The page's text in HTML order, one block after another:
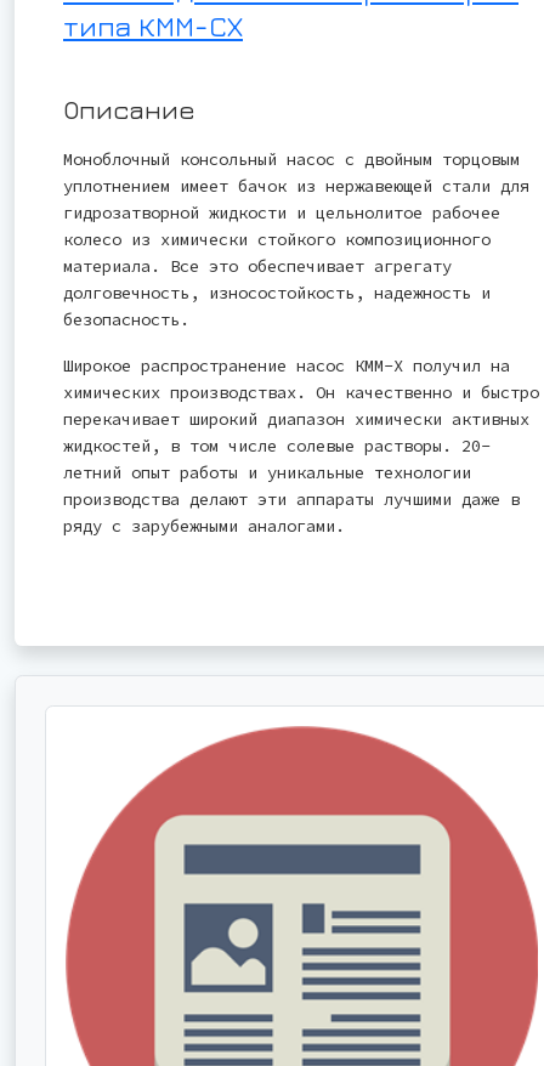
типа КММ-СХ
Описание
Моноблочный консольный насос с двойным торцовым
уплотнением имеет бачок из нержавеющей стали для
гидрозатворной жидкости и цельнолитое рабочее
колесо из химически стойкого композиционного
материала. Все это обеспечивает агрегату
долговечность, износостойкость, надежность и
безопасность.
Широкое распространение насос КММ-Х получил на
химических производствах. Он качественно и быстро
перекачивает широкий диапазон химически активных
жидкостей, в том числе солевые растворы. 20-
летний опыт работы и уникальные технологии
производства делают эти аппараты лучшими даже в
ряду с зарубежными аналогами.